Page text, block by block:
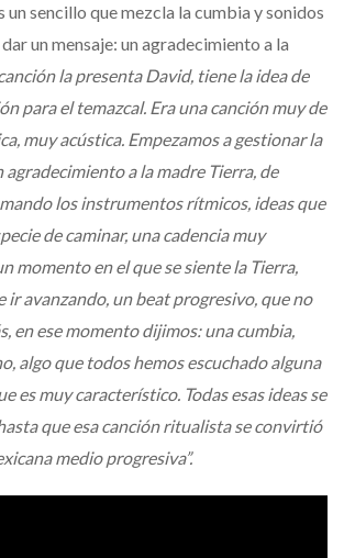
un sencillo que mezcla la cumbia y sonidos
un mensaje: un agradecimiento a la
la presenta David, tiene la idea de
para el temazcal. Era una canción muy de
muy acústica. Empezamos a gestionar la
agradecimiento a la madre Tierra, de
los instrumentos rítmicos, ideas que
de caminar, una cadencia muy
momento en el que se siente la Tierra,
ir avanzando, un beat progresivo, que no
en ese momento dijimos: una cumbia,
algo que todos hemos escuchado alguna
es muy característico. Todas esas ideas se
que esa canción ritualista se convirtió
medio progresiva”.